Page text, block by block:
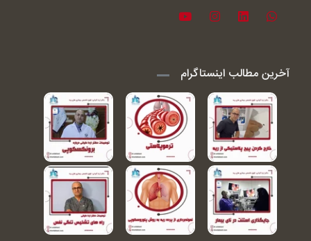
آخرین مطالب اینستاگرام